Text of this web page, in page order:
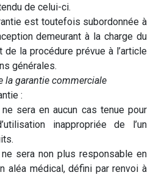
de celui-ci.
est toutefois subordonnée à
demeurant à la charge du
de la procédure prévue à l’article
générales.
la garantie commerciale
:
sera en aucun cas tenue pour
inappropriée de l’un
sera non plus responsable en
aléa médical, défini par renvoi à